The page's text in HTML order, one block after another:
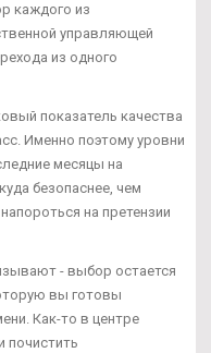
каждого из
управляющей
из одного
показатель качества
Именно поэтому уровни
месяцы на
безопаснее, чем
на претензии
- выбор остается
вы готовы
Как-то в центре
почистить